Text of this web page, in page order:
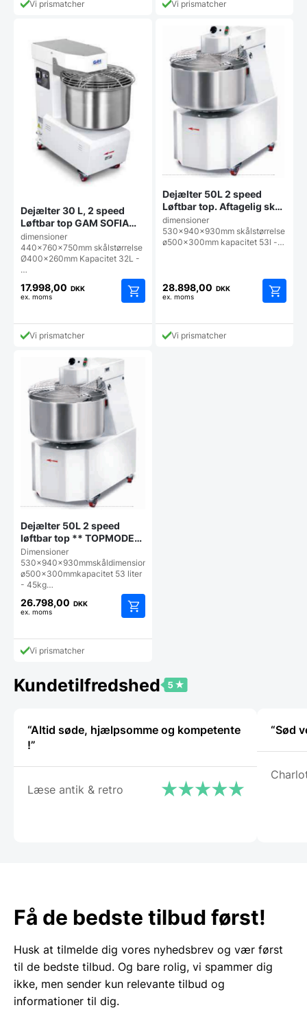
Vi prismatcher Vi prismatcher
Dejælter 30 L, 2 speed
Løftbar top GAM SOFIA
TS30 2v (400v)
dimensioner
440x760x750mm skålstørrelse
Ø400x260mm Kapacitet 32L -
…
17.998,00 DKK
ex. moms
Vi prismatcher
Dejælter 50L 2 speed
Løftbar top. Aftagelig skål
** TOPMODEL ** ANNA
VE 50 2 speed (400v)
dimensioner
530x940x930mm skålstørrelse
ø500x300mm kapacitet 53l -…
28.898,00 DKK
ex. moms
Vi prismatcher
Dejælter 50L 2 speed
løftbar top ** TOPMODEL
** ANNA TS 50 2 speed
(400v)
Dimensioner
530x940x930mmskåldimension
ø500x300mmkapacitet 53 liter
- 45kg…
26.798,00 DKK
ex. moms
Vi prismatcher
Kundetilfredshed
“Altid søde, hjælpsomme og kompetente
!”
Læse antik & retro
“Sød
Få de bedste tilbud først!
Husk at tilmelde dig vores nyhedsbrev og vær først
til de bedste tilbud. Og bare rolig, vi spammer dig
ikke, men sender kun relevante tilbud og
informationer til dig.